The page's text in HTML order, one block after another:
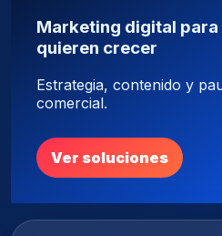
Marketing digital para
quieren crecer
Estrategia, contenido y
comercial.
Ver soluciones